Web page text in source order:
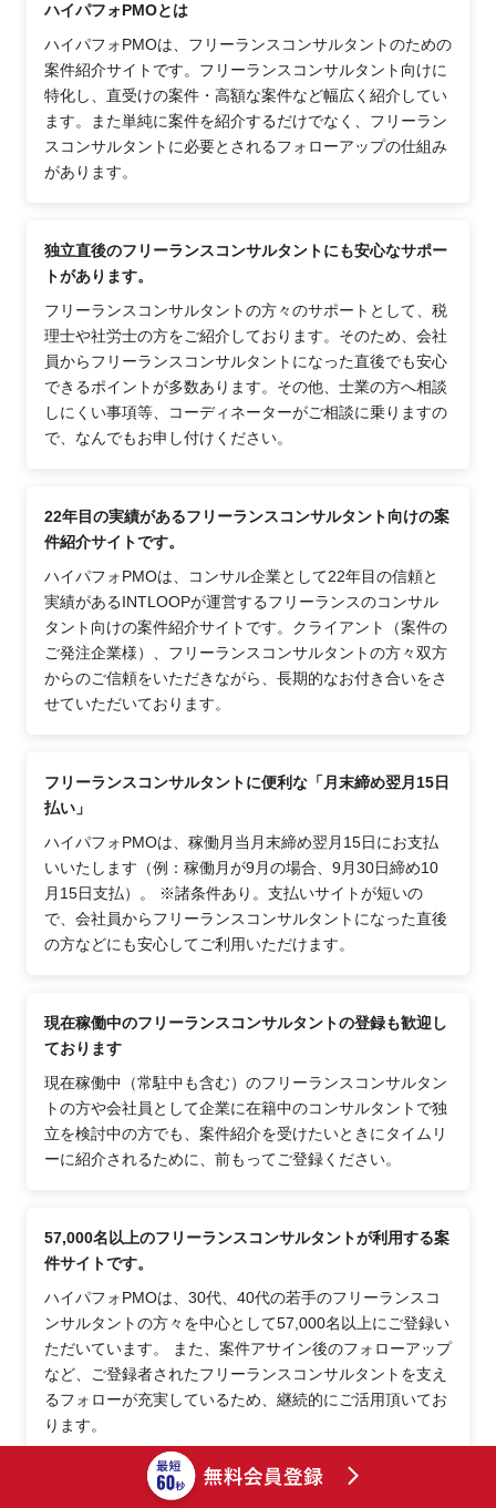
ハイパフォPMOとは
ハイパフォPMOは、フリーランスコンサルタントのための
案件紹介サイトです。フリーランスコンサルタント向けに
特化し、直受けの案件・高額な案件など幅広く紹介してい
ます。また単純に案件を紹介するだけでなく、フリーラン
スコンサルタントに必要とされるフォローアップの仕組み
があります。
独立直後のフリーランスコンサルタントにも安心なサポー
トがあります。
フリーランスコンサルタントの方々のサポートとして、税
理士や社労士の方をご紹介しております。そのため、会社
員からフリーランスコンサルタントになった直後でも安心
できるポイントが多数あります。その他、士業の方へ相談
しにくい事項等、コーディネーターがご相談に乗りますの
で、なんでもお申し付けください。
22年目の実績があるフリーランスコンサルタント向けの案
件紹介サイトです。
ハイパフォPMOは、コンサル企業として22年目の信頼と
実績があるINTLOOPが運営するフリーランスのコンサル
タント向けの案件紹介サイトです。クライアント（案件の
ご発注企業様）、フリーランスコンサルタントの方々双方
からのご信頼をいただきながら、長期的なお付き合いをさ
せていただいております。
フリーランスコンサルタントに便利な「月末締め翌月15日
払い」
ハイパフォPMOは、稼働月当月末締め翌月15日にお支払
いいたします（例：稼働月が9月の場合、9月30日締め10
月15日支払）。 ※諸条件あり。支払いサイトが短いの
で、会社員からフリーランスコンサルタントになった直後
の方などにも安心してご利用いただけます。
現在稼働中のフリーランスコンサルタントの登録も歓迎し
ております
現在稼働中（常駐中も含む）のフリーランスコンサルタン
トの方や会社員として企業に在籍中のコンサルタントで独
立を検討中の方でも、案件紹介を受けたいときにタイムリ
ーに紹介されるために、前もってご登録ください。
57,000名以上のフリーランスコンサルタントが利用する案
件サイトです。
ハイパフォPMOは、30代、40代の若手のフリーランスコ
ンサルタントの方々を中心として57,000名以上にご登録い
ただいています。 また、案件アサイン後のフォローアップ
など、ご登録者されたフリーランスコンサルタントを支え
るフォローが充実しているため、継続的にご活用頂いてお
ります。
ハイパフォPMOはこんなフリーランスコンサルタントにお